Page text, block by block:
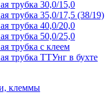
трубка 30,0/15,0
трубка 35,0/17,5 (38/19)
трубка 40,0/20,0
трубка 50,0/25,0
трубка с клеем
трубка ТТУнг в бухте
клеммы